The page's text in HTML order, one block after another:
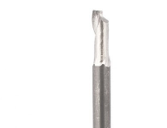
OUTILS À MAIN
OUTILS DE TOUPIE
FERS & PLAQUETTES